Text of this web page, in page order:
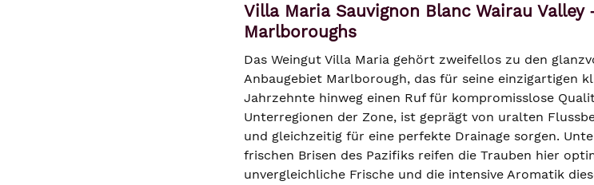
Villa Maria Sauvignon Blanc Wairau
Marlboroughs
Das Weingut Villa Maria gehört zweifellos zu den
Anbaugebiet Marlborough, das für seine einzigartigen
Jahrzehnte hinweg einen Ruf für kompromisslose
Unterregionen der Zone, ist geprägt von uralten
und gleichzeitig für eine perfekte Drainage sorgen.
frischen Brisen des Pazifiks reifen die Trauben hier
unvergleichliche Frische und die intensive Aromatik